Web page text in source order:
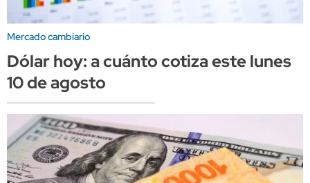
Mercado cambiario
Dólar hoy: a cuánto cotiza este lunes
10 de agosto